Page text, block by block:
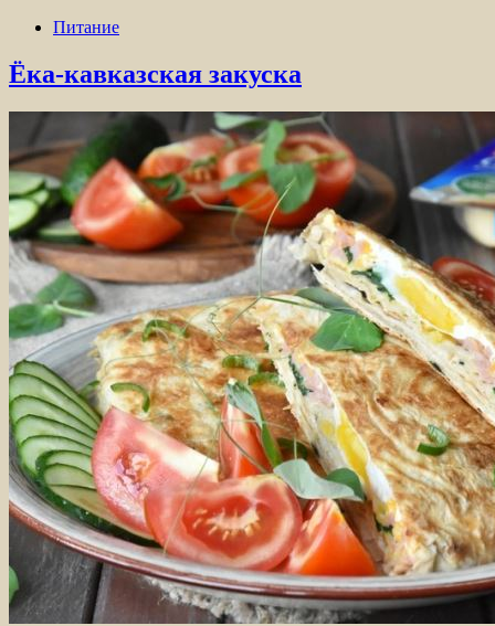
Питание
Ёка-кавказская закуска